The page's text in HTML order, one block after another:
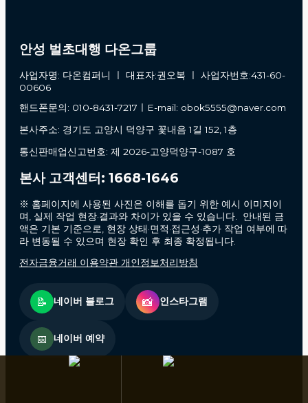
안성 벌초대행 다온그룹
사업자명: 다온컴퍼니 ㅣ 대표자:권오복 ㅣ 사업자번호:431-60-
00606
핸드폰문의: 010-8431-7217ㅣE-mail: obok5555@naver.com
본사주소: 경기도 고양시 덕양구 꽃내음 1길 152, 1층
통신판매업신고번호: 제 2026-고양덕양구-1087 호
본사 고객센터: 1668-1646
※ 홈페이지에 사용된 사진은 이해를 돕기 위한 예시 이미지이
며, 실제 작업 현장·결과와 차이가 있을 수 있습니다. 안내된 금
액은 기본 기준으로, 현장 상태·면적·접근성·추가 작업 여부에 따
라 변동될 수 있으며 현장 확인 후 최종 확정됩니다.
전자금융거래 이용약관 개인정보처리방침
📝 네이버 블로그 📸 인스타그램
📅 네이버 예약